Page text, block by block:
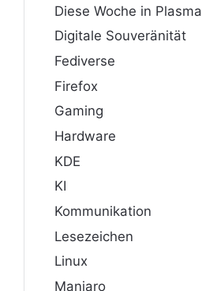
Diese Woche in Plasma
Digitale Souveränität
Fediverse
Firefox
Gaming
Hardware
KDE
KI
Kommunikation
Lesezeichen
Linux
Manjaro